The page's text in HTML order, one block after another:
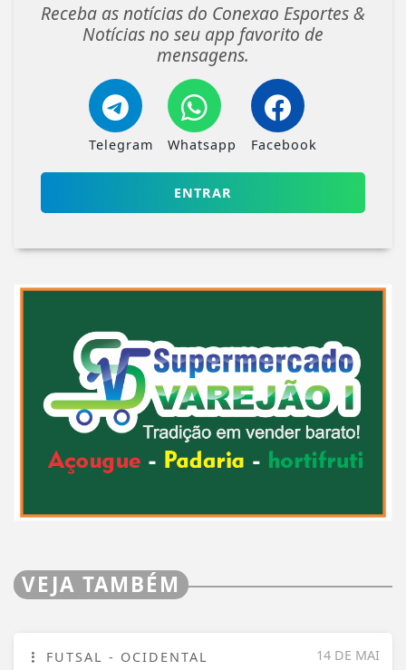
Receba as notícias do Conexao Esportes &
Notícias no seu app favorito de
mensagens.
Telegram Whatsapp Facebook
ENTRAR
VEJA TAMBÉM
14 DE MAI
FUTSAL - OCIDENTAL